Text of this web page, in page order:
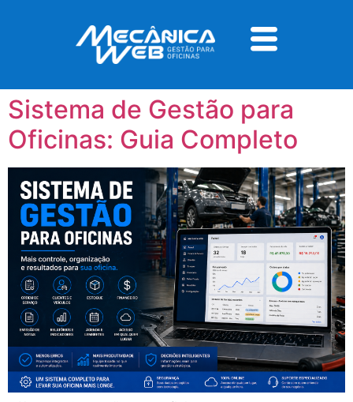
Tag:sistema de
gestão para oficinas
Sistema de Gestão para
Oficinas: Guia Completo